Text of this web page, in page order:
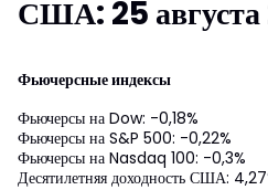
США: 25
Фьючерсные индексы
Фьючерсы на Dow: -0,18%
Фьючерсы на S&P 500: -0,22%
Фьючерсы на Nasdaq 100: -0,3%
Десятилетняя доходность США: